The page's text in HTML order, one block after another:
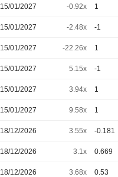
15/01/2027 -0.92x 1
15/01/2027 -2.48x -1
15/01/2027 -22.26x 1
15/01/2027 5.15x -1
15/01/2027 3.94x 1
15/01/2027 9.58x 1
18/12/2026 3.55x -0.181
18/12/2026 3.1x 0.669
18/12/2026 3.68x 0.53